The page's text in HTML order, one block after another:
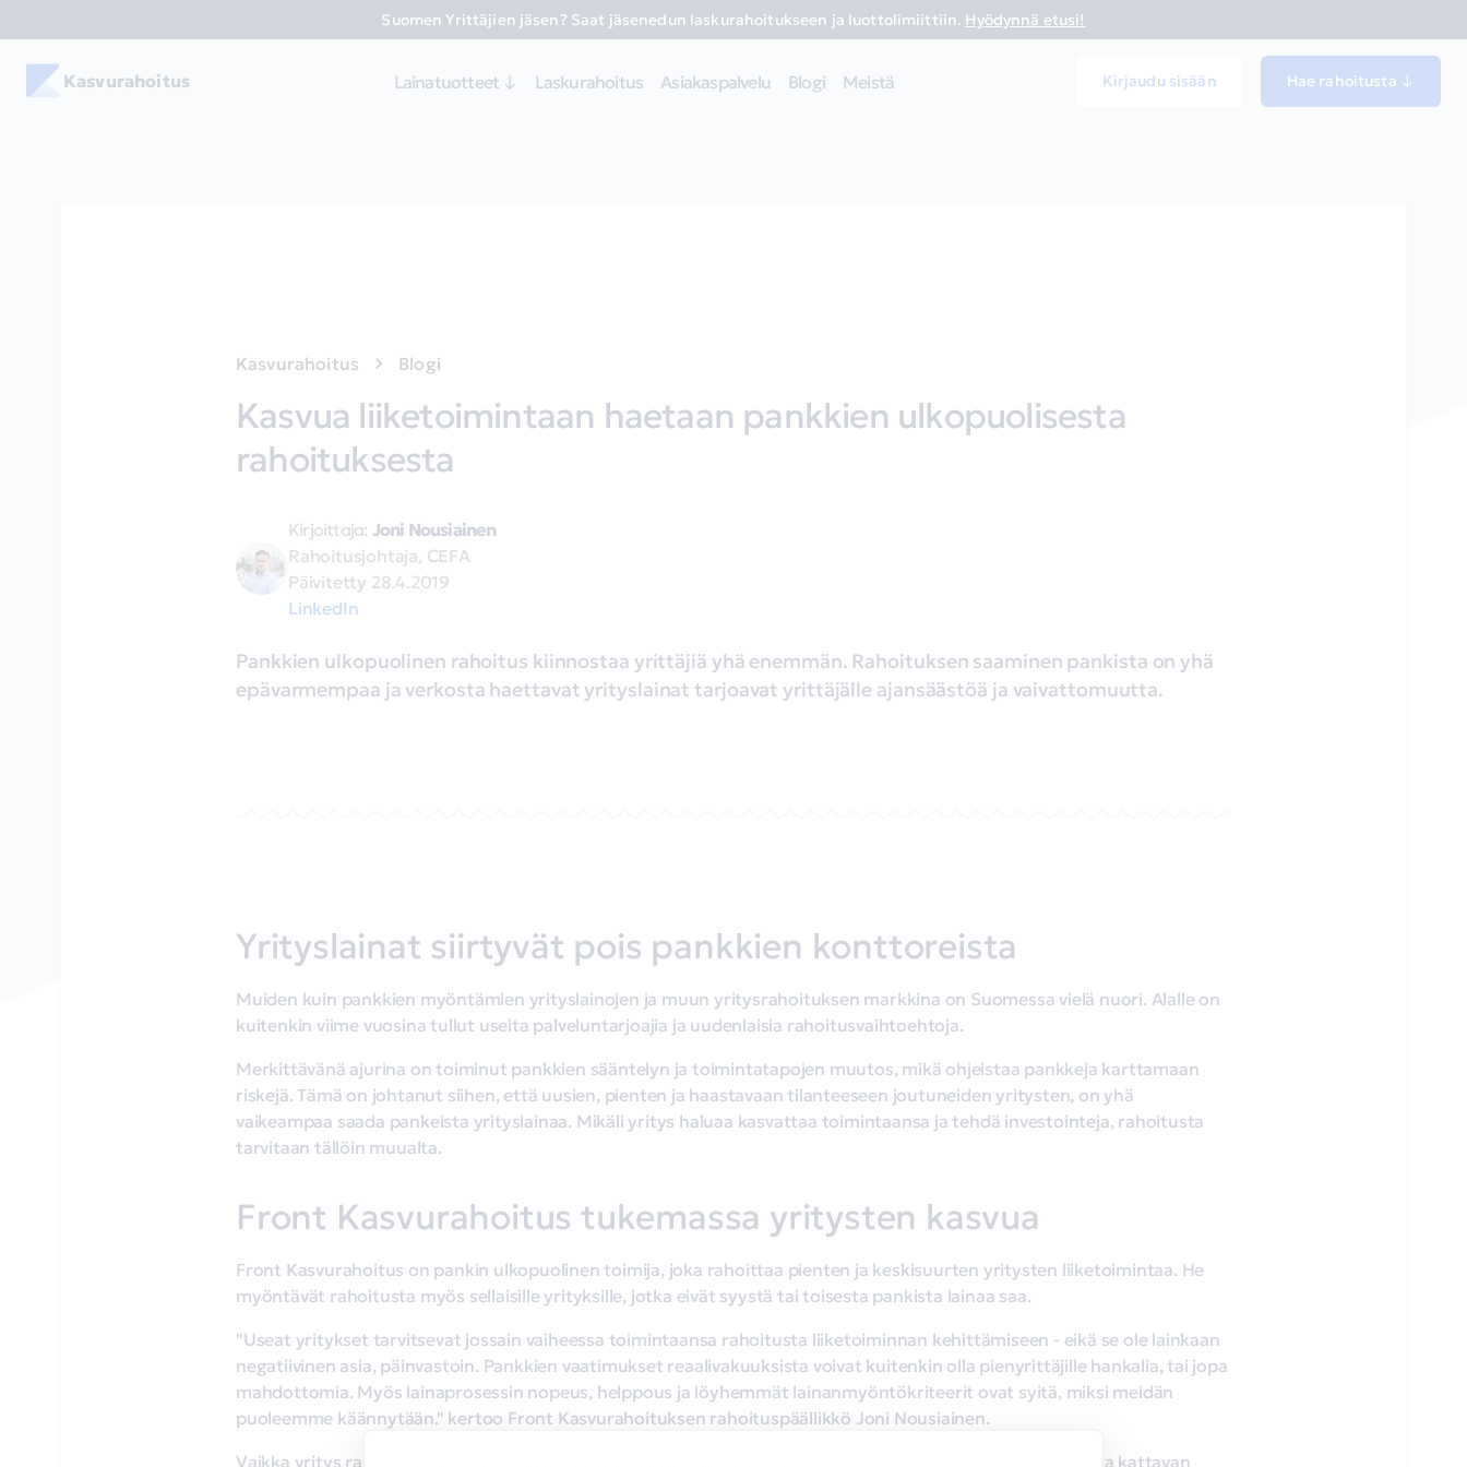
Suomen Yrittäjien jäsen? Saat jäsenedun laskurahoitukseen ja luottolimiittiin. Hyödynnä etusi!
Kasvurahoitus Lainatuotteet ↓ Laskurahoitus Asiakaspalvelu Blogi Meistä Kirjaudu sisään Hae rahoitusta ↓
Kasvurahoitus Blogi
Kasvua liiketoimintaan haetaan pankkien ulkopuolisesta
rahoituksesta
Kirjoittaja: Joni Nousiainen
Rahoitusjohtaja, CEFA
Päivitetty 28.4.2019
LinkedIn
Pankkien ulkopuolinen rahoitus kiinnostaa yrittäjiä yhä enemmän. Rahoituksen saaminen pankista on yhä
epävarmempaa ja verkosta haettavat yrityslainat tarjoavat yrittäjälle ajansäästöä ja vaivattomuutta.
Yrityslainat siirtyvät pois pankkien konttoreista
Muiden kuin pankkien myöntämien yrityslainojen ja muun yritysrahoituksen markkina on Suomessa vielä nuori. Alalle on
kuitenkin viime vuosina tullut useita palveluntarjoajia ja uudenlaisia rahoitusvaihtoehtoja.
Merkittävänä ajurina on toiminut pankkien sääntelyn ja toimintatapojen muutos, mikä ohjeistaa pankkeja karttamaan
riskejä. Tämä on johtanut siihen, että uusien, pienten ja haastavaan tilanteeseen joutuneiden yritysten, on yhä
vaikeampaa saada pankeista yrityslainaa. Mikäli yritys haluaa kasvattaa toimintaansa ja tehdä investointeja, rahoitusta
tarvitaan tällöin muualta.
Front Kasvurahoitus tukemassa yritysten kasvua
Front Kasvurahoitus on pankin ulkopuolinen toimija, joka rahoittaa pienten ja keskisuurten yritysten liiketoimintaa. He
myöntävät rahoitusta myös sellaisille yrityksille, jotka eivät syystä tai toisesta pankista lainaa saa.
"Useat yritykset tarvitsevat jossain vaiheessa toimintaansa rahoitusta liiketoiminnan kehittämiseen - eikä se ole lainkaan
negatiivinen asia, päinvastoin. Pankkien vaatimukset reaalivakuuksista voivat kuitenkin olla pienyrittäjille hankalia, tai jopa
mahdottomia. Myös lainaprosessin nopeus, helppous ja löyhemmät lainanmyöntökriteerit ovat syitä, miksi meidän
puoleemme käännytään." kertoo Front Kasvurahoituksen rahoituspäällikkö Joni Nousiainen.
Vaikka yritys rahoittaa myös tilapäisissä maksuvaikeuksissa olevia yrityksiä, Front Kasvurahoitus tekee aina kattavan